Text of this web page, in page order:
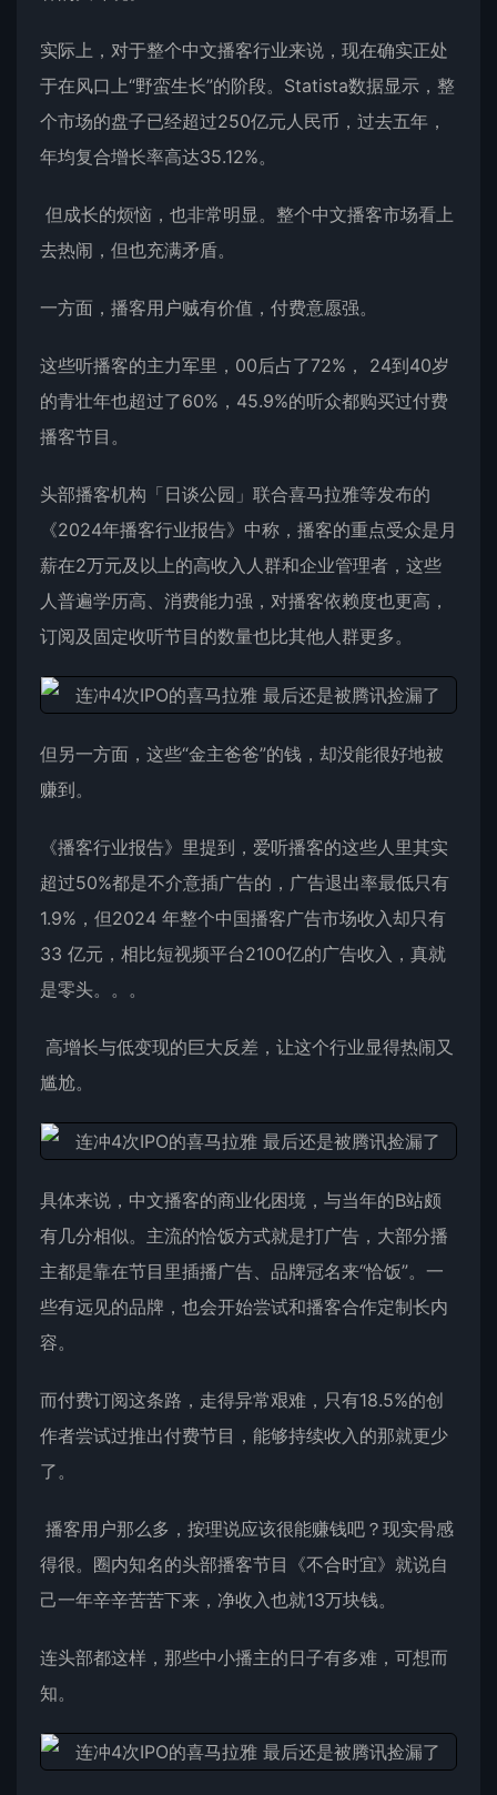
实际上，对于整个中文播客行业来说，现在确实正处
于在风口上“野蛮生长”的阶段。Statista数据显示，整
个市场的盘子已经超过250亿元人民币，过去五年，
年均复合增长率高达35.12%。
但成长的烦恼，也非常明显。整个中文播客市场看上
去热闹，但也充满矛盾。
一方面，播客用户贼有价值，付费意愿强。
这些听播客的主力军里，00后占了72%， 24到40岁
的青壮年也超过了60%，45.9%的听众都购买过付费
播客节目。
头部播客机构「日谈公园」联合喜马拉雅等发布的
《2024年播客行业报告》中称，播客的重点受众是月
薪在2万元及以上的高收入人群和企业管理者，这些
人普遍学历高、消费能力强，对播客依赖度也更高，
订阅及固定收听节目的数量也比其他人群更多。
但另一方面，这些“金主爸爸”的钱，却没能很好地被
赚到。
《播客行业报告》里提到，爱听播客的这些人里其实
超过50%都是不介意插广告的，广告退出率最低只有
1.9%，但2024 年整个中国播客广告市场收入却只有
33 亿元，相比短视频平台2100亿的广告收入，真就
是零头。。。
高增长与低变现的巨大反差，让这个行业显得热闹又
尴尬。
具体来说，中文播客的商业化困境，与当年的B站颇
有几分相似。主流的恰饭方式就是打广告，大部分播
主都是靠在节目里插播广告、品牌冠名来“恰饭”。一
些有远见的品牌，也会开始尝试和播客合作定制长内
容。
而付费订阅这条路，走得异常艰难，只有18.5%的创
作者尝试过推出付费节目，能够持续收入的那就更少
了。
播客用户那么多，按理说应该很能赚钱吧？现实骨感
得很。圈内知名的头部播客节目《不合时宜》就说自
己一年辛辛苦苦下来，净收入也就13万块钱。
连头部都这样，那些中小播主的日子有多难，可想而
知。